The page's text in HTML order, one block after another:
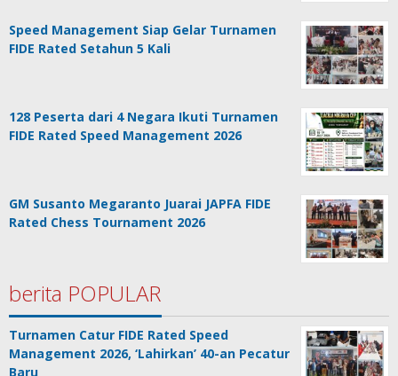
Speed Management Siap Gelar Turnamen
FIDE Rated Setahun 5 Kali
128 Peserta dari 4 Negara Ikuti Turnamen
FIDE Rated Speed Management 2026
GM Susanto Megaranto Juarai JAPFA FIDE
Rated Chess Tournament 2026
berita POPULAR
Turnamen Catur FIDE Rated Speed
Management 2026, ‘Lahirkan’ 40-an Pecatur
Baru